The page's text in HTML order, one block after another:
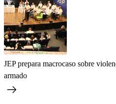
JEP prepara macrocaso sobre
armado